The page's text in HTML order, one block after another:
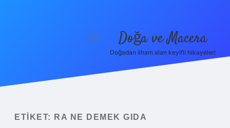
Yasal Uyarı
menüyü Doğa ve Macera
Doğadan ilham alan keyifli hikayeler!
ETIKET: RA NE DEMEK GIDA